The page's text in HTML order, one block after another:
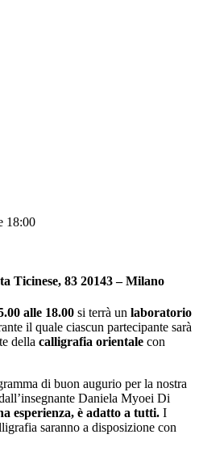
18:00
Ticinese, 83 20143 – Milano
alle 18.00 si terrà un laboratorio
il quale ciascun partecipante sarà
della calligrafia orientale con
di buon augurio per la nostra
Daniela Myoei Di
esperienza, è adatto a tutti. I
saranno a disposizione con